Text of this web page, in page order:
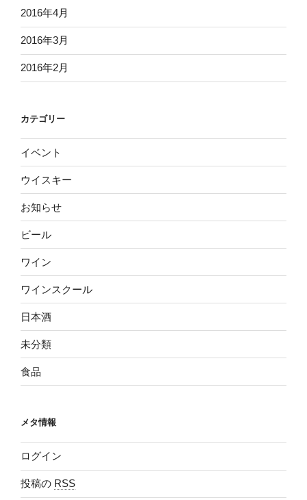
2016年4月
2016年3月
2016年2月
カテゴリー
イベント
ウイスキー
お知らせ
ビール
ワイン
ワインスクール
日本酒
未分類
食品
メタ情報
ログイン
投稿の RSS